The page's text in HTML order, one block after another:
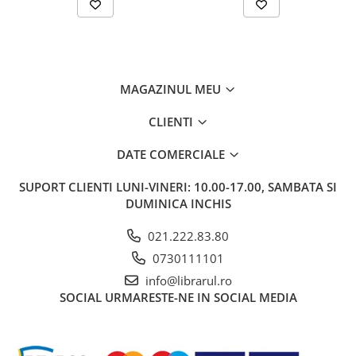
Bucatari celebri
Ghiduri de calatorie, harti
Animale de companie
Biografii, memorii si jurnale
MAGAZINUL MEU
CLIENTI
DATE COMERCIALE
SUPORT CLIENTI LUNI-VINERI: 10.00-17.00, SAMBATA SI
DUMINICA INCHIS
021.222.83.80
0730111101
info@librarul.ro
SOCIAL URMARESTE-NE IN SOCIAL MEDIA